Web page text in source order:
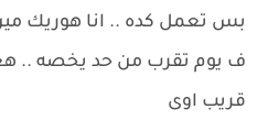
بس تعمل كده .. انا هوريك
ف يوم تقرب من حد يخصه ..
قريب اوى